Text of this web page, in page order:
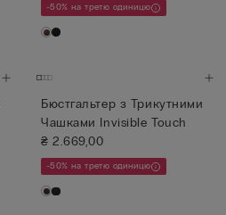
-50% на третю одиницю
Бюстгальтер з Трикутними
Чашками Invisible Touch
₴ 2.669,00
-50% на третю одиницю